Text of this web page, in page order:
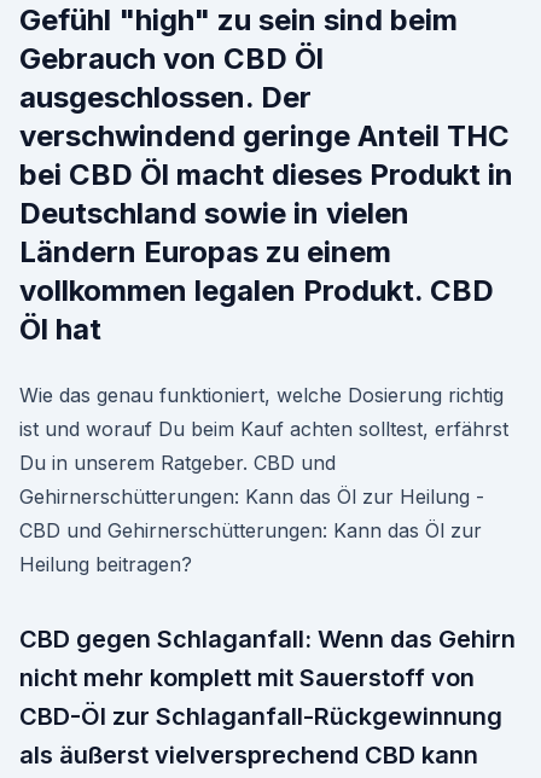
Gefühl "high" zu sein sind beim
Gebrauch von CBD Öl
ausgeschlossen. Der
verschwindend geringe Anteil THC
bei CBD Öl macht dieses Produkt in
Deutschland sowie in vielen
Ländern Europas zu einem
vollkommen legalen Produkt. CBD
Öl hat
Wie das genau funktioniert, welche Dosierung richtig
ist und worauf Du beim Kauf achten solltest, erfährst
Du in unserem Ratgeber. CBD und
Gehirnerschütterungen: Kann das Öl zur Heilung -
CBD und Gehirnerschütterungen: Kann das Öl zur
Heilung beitragen?
CBD gegen Schlaganfall: Wenn das Gehirn
nicht mehr komplett mit Sauerstoff von
CBD-Öl zur Schlaganfall-Rückgewinnung
als äußerst vielversprechend CBD kann